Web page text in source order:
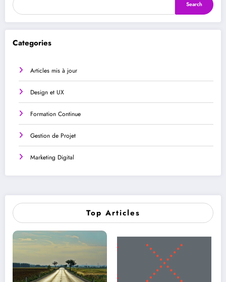
Search
Categories
Articles mis à jour
Design et UX
Formation Continue
Gestion de Projet
Marketing Digital
Top Articles